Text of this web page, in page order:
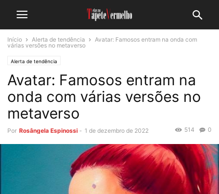
Início Alerta de tendência
Avatar: Famosos entram na onda com
várias versões no metaverso
Alerta de tendência
Avatar: Famosos entram na
onda com várias versões no
metaverso
Por Rosângela Espinossi - 1 de dezembro de 2022 0
514